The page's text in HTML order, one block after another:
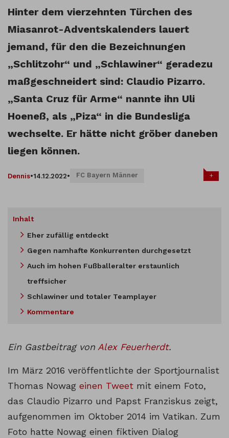
Hinter dem vierzehnten Türchen des
Miasanrot-Adventskalenders lauert
jemand, für den die Bezeichnungen
„Schlitzohr“ und „Schlawiner“ geradezu
maßgeschneidert sind: Claudio Pizarro.
„Santa Cruz für Arme“ nannte ihn Uli
Hoeneß, als „Piza“ in die Bundesliga
wechselte. Er hätte nicht gröber daneben
liegen können.
Dennis•14.12.2022• FC Bayern Männer +
Inhalt
Eher zufällig entdeckt
Gegen namhafte Konkurrenten durchgesetzt
Auch im hohen Fußballeralter erstaunlich
treffsicher
Schlawiner und totaler Teamplayer
Kommentare
Ein Gastbeitrag von Alex Feuerherdt.
Im März 2016 veröffentlichte der Sportjournalist
Thomas Nowag einen Tweet mit einem Foto,
das Claudio Pizarro und Papst Franziskus zeigt,
aufgenommen im Oktober 2014 im Vatikan. Zum
Foto hatte Nowag einen fiktiven Dialog